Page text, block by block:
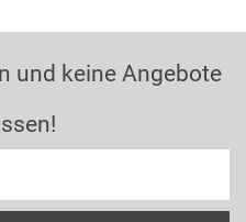
und keine Angebote